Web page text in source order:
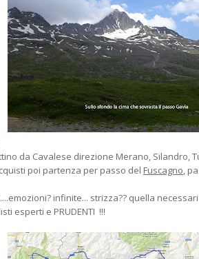
da Cavalese direzione Merano, Silandro,
poi partenza per passo del Fuscagno,
infinite... strizza?? quella
esperti e PRUDENTI !!!